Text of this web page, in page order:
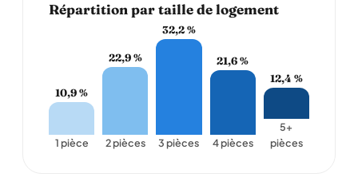
Répartition par taille de logement
10,9 %
1 pièce
22,9 %
2 pièces
32,2 %
3 pièces
21,6 %
4 pièces
12,4 %
5+
pièces